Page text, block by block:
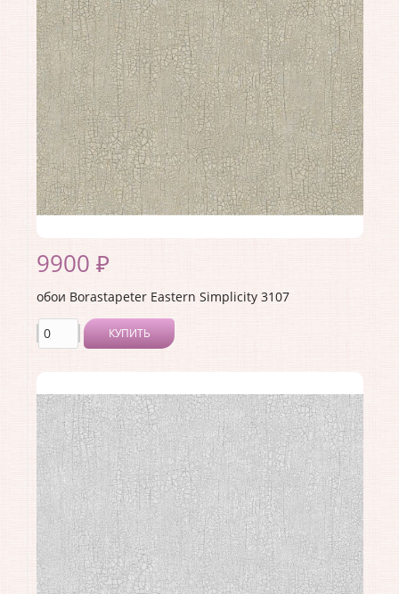
Материал покрытия:Без покрытия
Страна:Швеция
Материал основы:Флизелин
Раппорт:<>
9900 ₽
обои Borastapeter Eastern Simplicity 3107
КУПИТЬ
Производитель:Borastapeter
Коллекция: Eastern Simplicity
Длина рулона:10.05
Ширина рулона:0.53
Материал покрытия:Без покрытия
Страна:Швеция
Материал основы:Флизелин
Раппорт:<>